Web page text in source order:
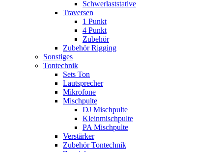
Schwerlaststative
Traversen
1 Punkt
4 Punkt
Zubehör
Zubehör Rigging
Sonstiges
Tontechnik
Sets Ton
Lautsprecher
Mikrofone
Mischpulte
DJ Mischpulte
Kleinmischpulte
PA Mischpulte
Verstärker
Zubehör Tontechnik